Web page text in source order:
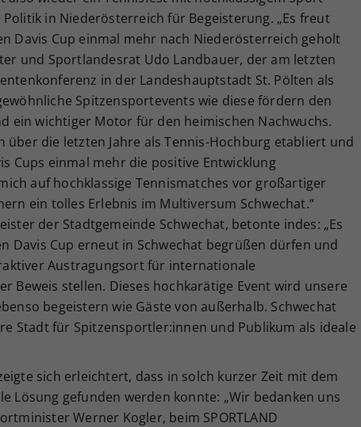
in Niederösterreich für Begeisterung. „Es freut
Davis Cup einmal mehr nach Niederösterreich geholt
und Sportlandesrat Udo Landbauer, der am letzten
in der Landeshauptstadt St. Pölten als
Spitzensportevents wie diese fördern den
ein wichtiger Motor für den heimischen Nachwuchs.
über die letzten Jahre als Tennis-Hochburg etabliert und
Cups einmal mehr die positive Entwicklung
auf hochklassige Tennismatches vor großartiger
ein tolles Erlebnis im Multiversum Schwechat.“
der Stadtgemeinde Schwechat, betonte indes: „Es
Davis Cup erneut in Schwechat begrüßen dürfen und
Austragungsort für internationale
Beweis stellen. Dieses hochkarätige Event wird unsere
begeistern wie Gäste von außerhalb. Schwechat
Stadt für Spitzensportler:innen und Publikum als ideale
sich erleichtert, dass in solch kurzer Zeit mit dem
Lösung gefunden werden konnte: „Wir bedanken uns
Werner Kogler, beim SPORTLAND